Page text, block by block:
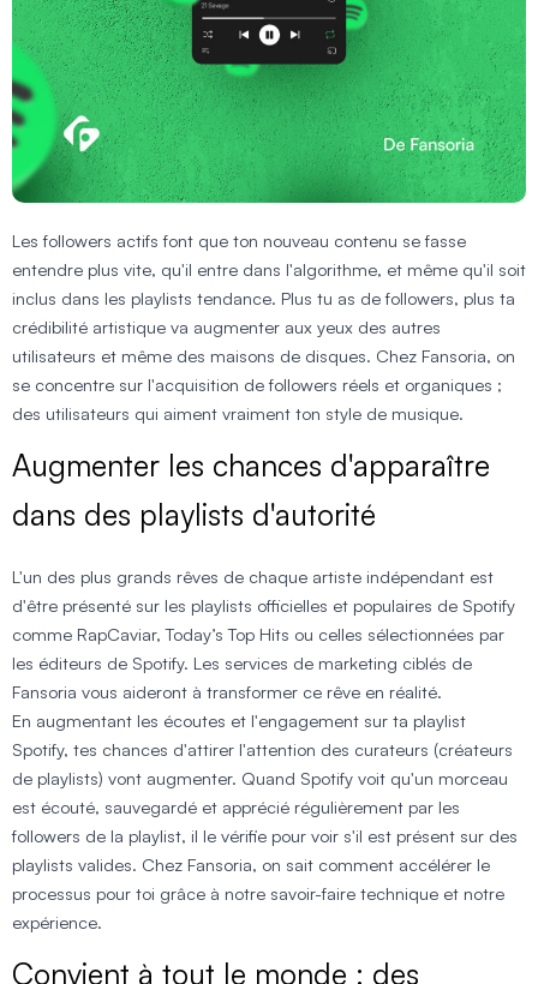
Les followers actifs font que ton nouveau contenu se fasse
entendre plus vite, qu'il entre dans l'algorithme, et même qu'il soit
inclus dans les playlists tendance. Plus tu as de followers, plus ta
crédibilité artistique va augmenter aux yeux des autres
utilisateurs et même des maisons de disques. Chez Fansoria, on
se concentre sur l'acquisition de followers réels et organiques ;
des utilisateurs qui aiment vraiment ton style de musique.
Augmenter les chances d'apparaître
dans des playlists d'autorité
L'un des plus grands rêves de chaque artiste indépendant est
d'être présenté sur les playlists officielles et populaires de Spotify
comme RapCaviar, Today’s Top Hits ou celles sélectionnées par
les éditeurs de Spotify. Les services de marketing ciblés de
Fansoria vous aideront à transformer ce rêve en réalité.
En augmentant les écoutes et l'engagement sur ta playlist
Spotify, tes chances d'attirer l'attention des curateurs (créateurs
de playlists) vont augmenter. Quand Spotify voit qu'un morceau
est écouté, sauvegardé et apprécié régulièrement par les
followers de la playlist, il le vérifie pour voir s'il est présent sur des
playlists valides. Chez Fansoria, on sait comment accélérer le
processus pour toi grâce à notre savoir-faire technique et notre
expérience.
Convient à tout le monde : des